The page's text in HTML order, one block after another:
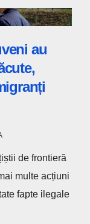
au
de frontieră
multe acțiuni
fapte ilegale